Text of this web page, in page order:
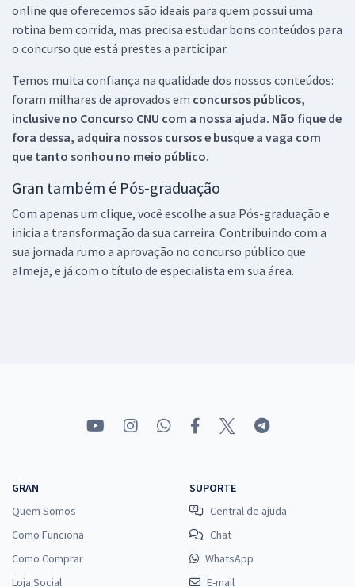
online que oferecemos são ideais para quem possui uma
rotina bem corrida, mas precisa estudar bons conteúdos para
o concurso que está prestes a participar.
Temos muita confiança na qualidade dos nossos conteúdos:
foram milhares de aprovados em concursos públicos,
inclusive no Concurso CNU com a nossa ajuda. Não fique de
fora dessa, adquira nossos cursos e busque a vaga com
que tanto sonhou no meio público.
Gran também é Pós-graduação
Com apenas um clique, você escolhe a sua Pós-graduação e
inicia a transformação da sua carreira. Contribuindo com a
sua jornada rumo a aprovação no concurso público que
almeja, e já com o título de especialista em sua área.
GRAN
Quem Somos
Como Funciona
Como Comprar
Loja Social
SUPORTE
Central de ajuda
Chat
WhatsApp
E-mail